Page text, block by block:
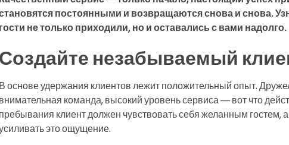
постоянными и возвращаются снова и снова.
гости не только приходили, но и оставались с вами надолго.
Создайте незабываемый
В основе удержания клиентов лежит положительный опыт.
внимательная команда, высокий уровень сервиса — вот что
пребывания клиент должен чувствовать себя желанным гостем,
это ощущение.